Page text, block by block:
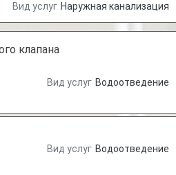
Вид услуг Наружная канализация
клапана
Вид услуг Водоотведение
Вид услуг Водоотведение